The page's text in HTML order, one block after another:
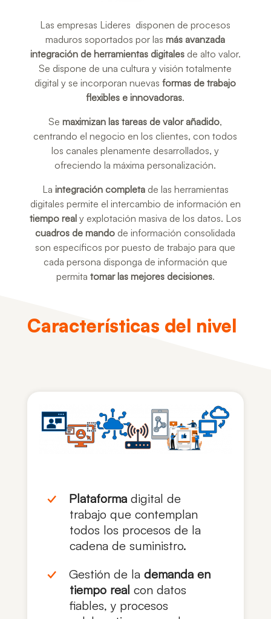
Las empresas Lideres disponen de procesos
maduros soportados por lasmás avanzada
integración de herramientas digitales de alto valor.
Se dispone de una cultura y visión totalmente
digital y se incorporan nuevasformas de trabajo
flexibles e innovadoras.​
Semaximizan las tareas de valor añadido,
centrando el negocio en los clientes, con todos
los canales plenamente desarrollados, y
ofreciendo la máxima personalización.​
La integración completa de las herramientas
digitales permite el intercambio de información en
tiempo real y explotación masiva de los datos. Los
cuadros de mando de información consolidada
son específicos por puesto de trabajo para que
cada persona disponga de información que
permita tomar las mejores decisiones.
Características del nivel
Plataformadigital de
trabajo que contemplan
todos los procesos de la
cadena de suministro.
Gestión de la demanda en
tiempo real con datos
fiables, y procesos